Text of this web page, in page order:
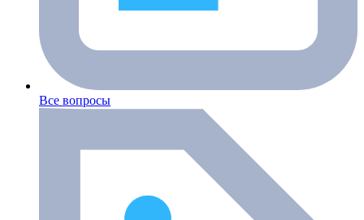
Все вопросы